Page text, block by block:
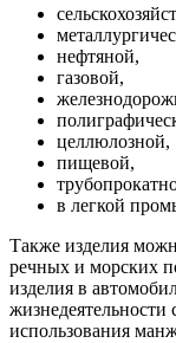
нефтяной,
газовой,
целлюлозной,
пищевой,
в легкой
Также изделия
речных и морских
изделия в
жизнедеятельности
использования